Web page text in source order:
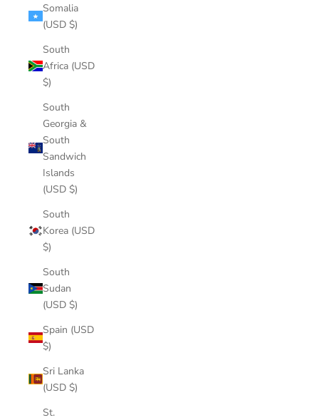
Somalia
(USD $)
South
Africa (USD
$)
South
Georgia &
South
Sandwich
Islands
(USD $)
South
Korea (USD
$)
South
Sudan
(USD $)
Spain (USD
$)
Sri Lanka
(USD $)
St.